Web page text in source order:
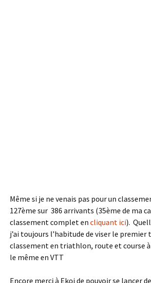
Même si je ne venais pas pour un
127ème sur 386 arrivants (35ème de ma
classement complet en cliquant ici).
j’ai toujours l’habitude de viser le premier
classement en triathlon, route et course à
le même en VTT
Encore merci à Ekoi de pouvoir se lancer